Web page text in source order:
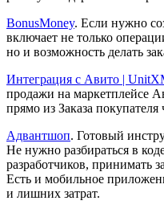
BonusMoney. Если нужно
включает не только
но и возможность делать
Интеграция с Авито |
продажи на маркетплейсе
прямо из Заказа
Адвантшоп. Готовый
Не нужно разбираться в
разработчиков, принимать
Есть и мобильное
и лишних затрат.